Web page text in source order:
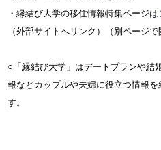
・縁結び大学の移住情報特集ページは
（外部サイトへリンク）（別ページで
○「縁結び大学」はデートプランや結
報などカップルや夫婦に役立つ情報
す。